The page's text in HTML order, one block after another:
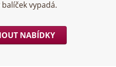
vypadá.
NABÍDKY